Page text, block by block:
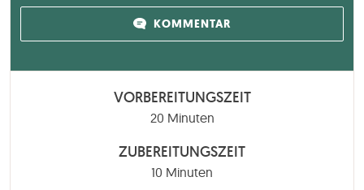
KOMMENTAR
VORBEREITUNGSZEIT
20Minuten
Minuten
ZUBEREITUNGSZEIT
10 Minuten
Minuten